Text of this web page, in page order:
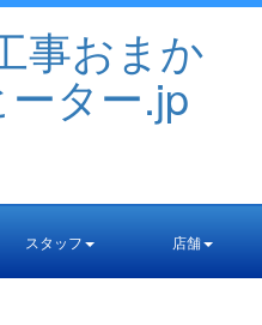
スタッフ 店舗